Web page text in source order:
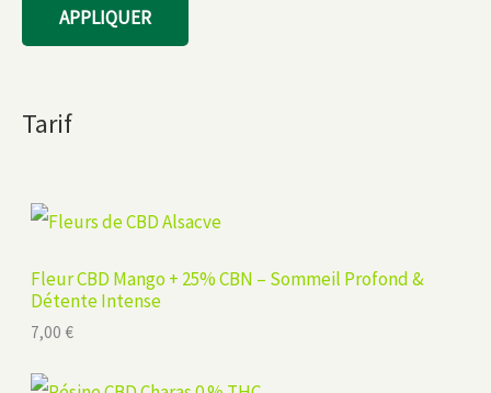
APPLIQUER
Tarif
Fleur CBD Mango + 25% CBN – Sommeil Profond &
Détente Intense
7,00 €